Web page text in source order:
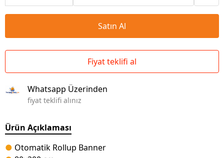
Satın Al
Fiyat teklifi al
Whatsapp Üzerinden
fiyat teklifi alınız
Ürün Açıklaması
● Otomatik Rollup Banner